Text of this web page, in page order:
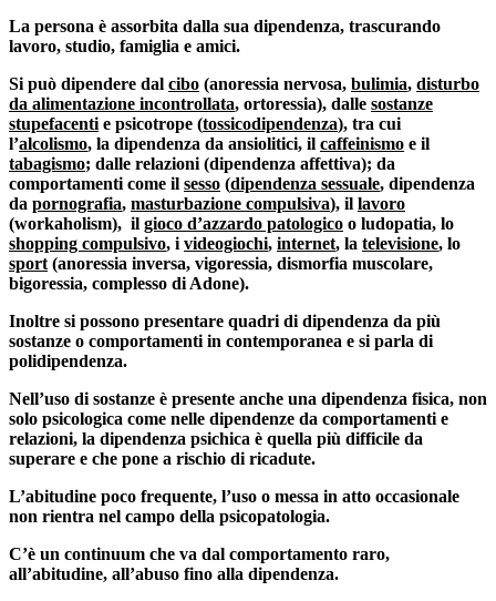
La persona è assorbita dalla sua dipendenza, trascurando
lavoro, studio, famiglia e amici.
Si può dipendere dal cibo (anoressia nervosa, bulimia, disturbo
da alimentazione incontrollata, ortoressia), dalle sostanze
stupefacenti e psicotrope (tossicodipendenza), tra cui
l’alcolismo, la dipendenza da ansiolitici, il caffeinismo e il
tabagismo; dalle relazioni (dipendenza affettiva); da
comportamenti come il sesso (dipendenza sessuale, dipendenza
da pornografia, masturbazione compulsiva), il lavoro
(workaholism), il gioco d’azzardo patologico o ludopatia, lo
shopping compulsivo, i videogiochi, internet, la televisione, lo
sport (anoressia inversa, vigoressia, dismorfia muscolare,
bigoressia, complesso di Adone).
Inoltre si possono presentare quadri di dipendenza da più
sostanze o comportamenti in contemporanea e si parla di
polidipendenza.
Nell’uso di sostanze è presente anche una dipendenza fisica, non
solo psicologica come nelle dipendenze da comportamenti e
relazioni, la dipendenza psichica è quella più difficile da
superare e che pone a rischio di ricadute.
L’abitudine poco frequente, l’uso o messa in atto occasionale
non rientra nel campo della psicopatologia.
C’è un continuum che va dal comportamento raro,
all’abitudine, all’abuso fino alla dipendenza.